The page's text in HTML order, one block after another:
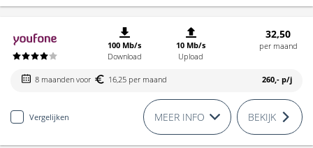
100 Mb/s
Download
10 Mb/s
Upload
32,50
per maand
8 maanden voor 16,25 per maand 260,- p/j
Vergelijken MEER INFO BEKIJK